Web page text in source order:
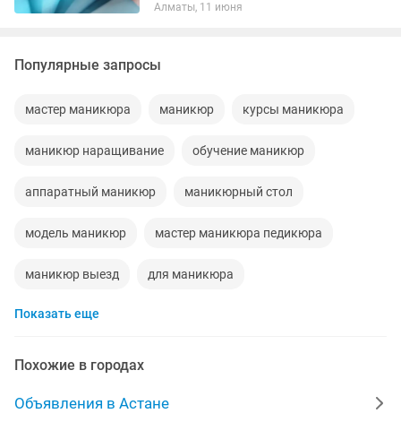
Алматы, 11 июня
Популярные запросы
мастер маникюра маникюр курсы маникюра
маникюр наращивание обучение маникюр
аппаратный маникюр маникюрный стол
модель маникюр мастер маникюра педикюра
маникюр выезд для маникюра
ищу работу мастера маникюра
маникюрный набор
Показать еще
Похожие в городах
Объявления в Астане